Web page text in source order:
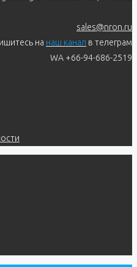
sales@nron.ru
на наш канал в телеграм
WA +66-94-686-2519